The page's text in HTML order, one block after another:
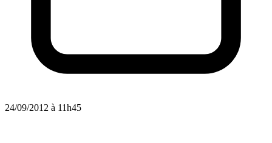
24/09/2012 à 11h45